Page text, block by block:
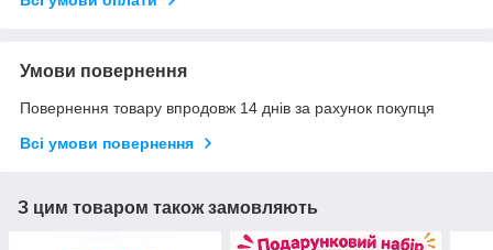
Умови повернення
Повернення товару впродовж 14 днів за рахунок покупця
Всі умови повернення
З цим товаром також замовляють